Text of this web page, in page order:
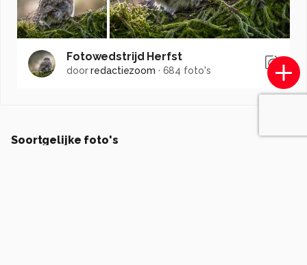
Fotowedstrijd Herfst
doorredactiezoom · 684 foto's
Soortgelijke foto's